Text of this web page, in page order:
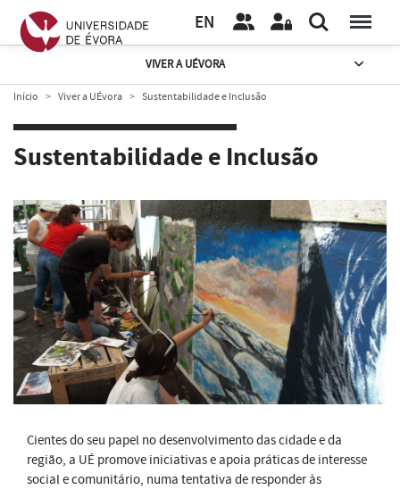
EN
VIVER A UÉVORA
Início Viver a UÉvora Sustentabilidade e Inclusão
Sustentabilidade e Inclusão
Cientes do seu papel no desenvolvimento das cidade e da
região, a UÉ promove iniciativas e apoia práticas de interesse
social e comunitário, numa tentativa de responder às